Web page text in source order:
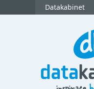
Datakabinet